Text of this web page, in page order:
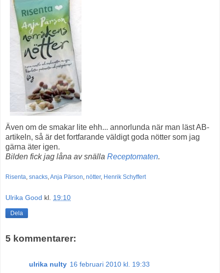
Även om de smakar lite ehh... annorlunda när man läst AB-
artikeln, så är det fortfarande väldigt goda nötter som jag
gärna äter igen.
Bilden fick jag låna av snälla Receptomaten.
Risenta, snacks,Anja Pärson, nötter, Henrik Schyffert
Ulrika Good kl. 19:10
Dela
5 kommentarer:
ulrika nulty 16 februari 2010 kl. 19:33